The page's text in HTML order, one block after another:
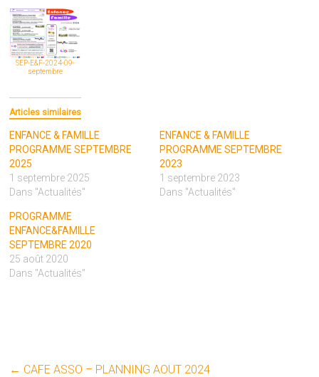
SEP-E&F-2024-09-
septembre
Articles similaires
ENFANCE & FAMILLE
PROGRAMME SEPTEMBRE
2025
1 septembre 2025
Dans "Actualités"
ENFANCE & FAMILLE
PROGRAMME SEPTEMBRE
2023
1 septembre 2023
Dans "Actualités"
PROGRAMME
ENFANCE&FAMILLE
SEPTEMBRE 2020
25 août 2020
Dans "Actualités"
← CAFE ASSO – PLANNING AOUT 2024